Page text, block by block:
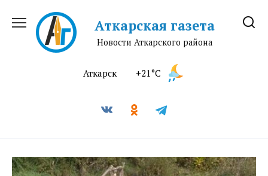
содержанию
Аткарская газета
Новости Аткарского района
Аткарск +21°C